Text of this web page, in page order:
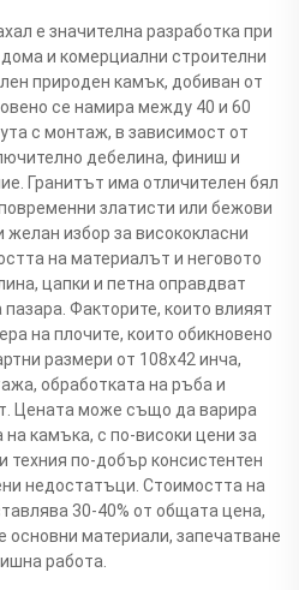
е значителна разработка при
и комерциални строителни
природен камък, добиван от
се намира между 40 и 60
с монтаж, в зависимост от
дебелина, финиш и
Гранитът има отличителен бял
златисти или бежови
желан избор за висококласни
на материалът и неговото
цапки и петна оправдват
Факторите, които влияят
на плочите, които обикновено
размери от 108x42 инча,
обработката на ръба и
Цената може също да варира
камъка, с по-високи цени за
техния по-добър консистентен
недостатъци. Стоимостта на
30-40% от общата цена,
основни материали, запечатване
работа.